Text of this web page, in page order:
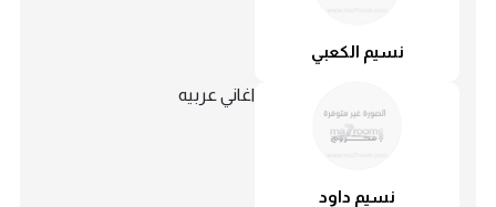
نسيم الكعبي
نسيم داود
اغاني عربيه